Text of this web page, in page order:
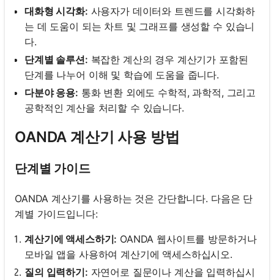
대화형 시각화: 사용자가 데이터와 트렌드를 시각화하
는 데 도움이 되는 차트 및 그래프를 생성할 수 있습니
다.
단계별 솔루션: 복잡한 계산의 경우 계산기가 포함된
단계를 나누어 이해 및 학습에 도움을 줍니다.
다분야 응용: 통화 변환 외에도 수학적, 과학적, 그리고
공학적인 계산을 처리할 수 있습니다.
OANDA 계산기 사용 방법
단계별 가이드
OANDA 계산기를 사용하는 것은 간단합니다. 다음은 단
계별 가이드입니다:
계산기에 액세스하기: OANDA 웹사이트를 방문하거나
모바일 앱을 사용하여 계산기에 액세스하십시오.
질의 입력하기: 자연어로 질문이나 계산을 입력하십시